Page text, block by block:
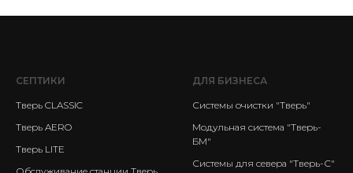
СЕПТИКИ
Тверь CLASSIC
Тверь AERO
Тверь LITE
ДЛЯ БИЗНЕСА
Системы очистки "Тверь"
Модульная система "Тверь-
БМ"
Системы для севера "Тверь-С"